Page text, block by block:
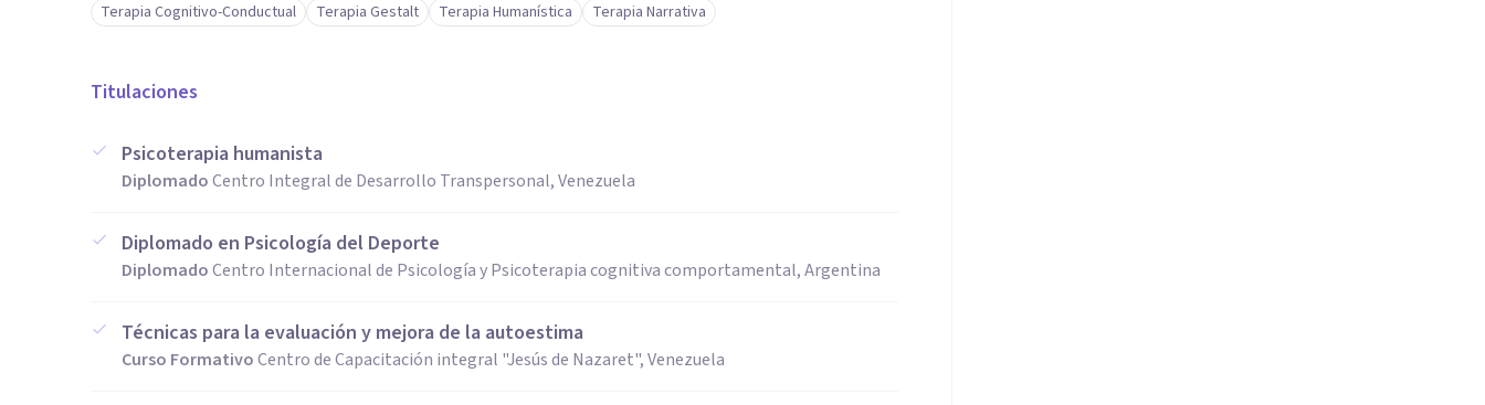
Terapia Cognitivo-Conductual Terapia Gestalt Terapia Humanística Terapia Narrativa
Titulaciones
Psicoterapia humanista
DiplomadoCentro Integral de Desarrollo Transpersonal, Venezuela
Diplomado en Psicología del Deporte
DiplomadoCentro Internacional de Psicología y Psicoterapia cognitiva comportamental, Argentina
Técnicas para la evaluación y mejora de la autoestima
Curso FormativoCentro de Capacitación integral "Jesús de Nazaret", Venezuela